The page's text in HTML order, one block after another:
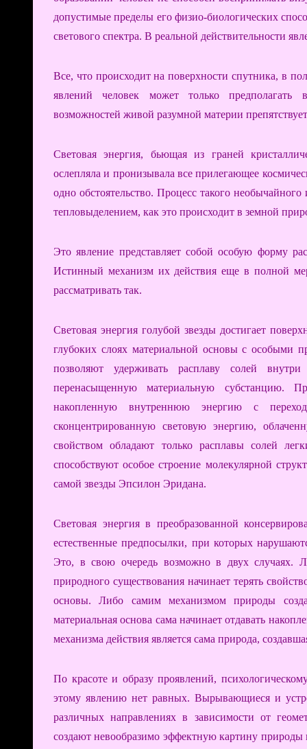
допустимые пределы его физио-биологических
светового спектра. В реальной действительности
Все, что происходит на поверхности спутника, в
явлений человек может только предполагать
возможностей живой разумной материи
Световая энергия, бьющая из граней
ослепляла и пронизывала все прилегающее
одно обстоятельство. Процесс такого
тепловыделением, как это происходит в земной
Это явление представляет собой особую форму
Истинный механизм их действия еще в полной
рассматривать так.
Световая энергия голубой звезды достигает
глубоких слоях материальной основы с особыми
позволяют удерживать расплаву солей
перенасыщенную материальную субстанцию.
накопленную внутреннюю энергию с
сконцентрированную световую энергию,
свойством обладают только расплавы солей
способствуют особое строение молекулярной
самой звезды Эпсилон Эридана.
Световая энергия в преобразованной
естественные предпосылки, при которых
Это, в свою очередь возможно в двух случаях.
природного существования начинает терять
основы. Либо самим механизмом природы
материальная основа сама начинает отдавать
механизма действия является сама природа,
По красоте и образу проявлений,
этому явлению нет равных. Вырывающиеся и
различных направлениях в зависимости от
создают невообразимо эффектную картину природы